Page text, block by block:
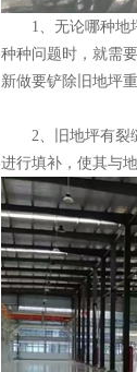
1、无论哪种地
种种问题时，就需
新做要铲除旧地坪
2、旧地坪有裂
进行填补，使其与